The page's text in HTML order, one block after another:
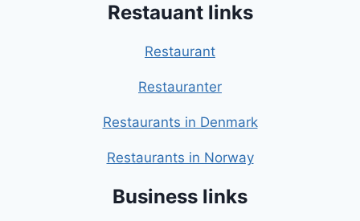
Restauant links
Restaurant
Restauranter
Restaurants in Denmark
Restaurants in Norway
Business links